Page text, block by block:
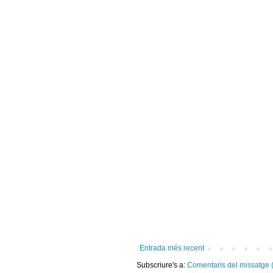
Entrada més recent
Subscriure's a: Comentaris del missatge